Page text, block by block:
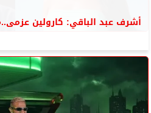
أشرف عبد الباقي: كارولين